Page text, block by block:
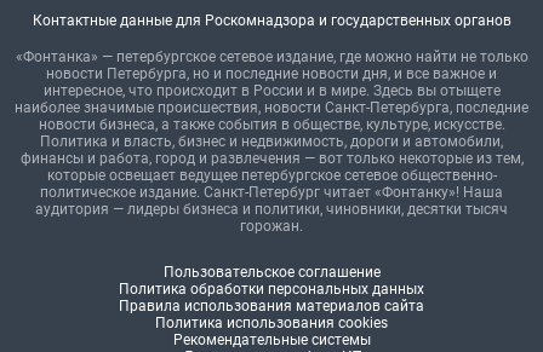
Контактные данные для Роскомнадзора и государственных органов
«Фонтанка» — петербургское сетевое издание, где можно найти не только
новости Петербурга, но и последние новости дня, и все важное и
интересное, что происходит в России и в мире. Здесь вы отыщете
наиболее значимые происшествия, новости Санкт-Петербурга, последние
новости бизнеса, а также события в обществе, культуре, искусстве.
Политика и власть, бизнес и недвижимость, дороги и автомобили,
финансы и работа, город и развлечения — вот только некоторые из тем,
которые освещает ведущее петербургское сетевое общественно-
политическое издание. Санкт-Петербург читает «Фонтанку»! Наша
аудитория — лидеры бизнеса и политики, чиновники, десятки тысяч
горожан.
Пользовательское соглашение
Политика обработки персональных данных
Правила использования материалов сайта
Политика использования cookies
Рекомендательные системы